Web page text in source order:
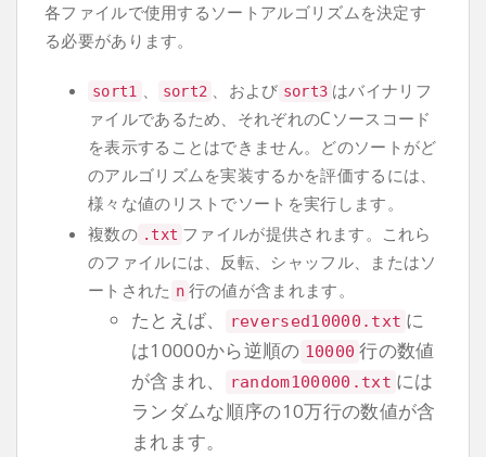
各ファイルで使用するソートアルゴリズムを決定す
る必要があります。
sort1 、 sort2 、および sort3 はバイナリフ
ァイルであるため、それぞれのCソースコード
を表示することはできません。どのソートがど
のアルゴリズムを実装するかを評価するには、
様々な値のリストでソートを実行します。
複数の . txt ファイルが提供されます。これら
のファイルには、反転、シャッフル、またはソ
ートされた n 行の値が含まれます。
たとえば、 reversed10000 . txt に
は10000から逆順の 10000 行の数値
が含まれ、
random100000 . txt には
ランダムな順序の10万行の数値が含
まれます。